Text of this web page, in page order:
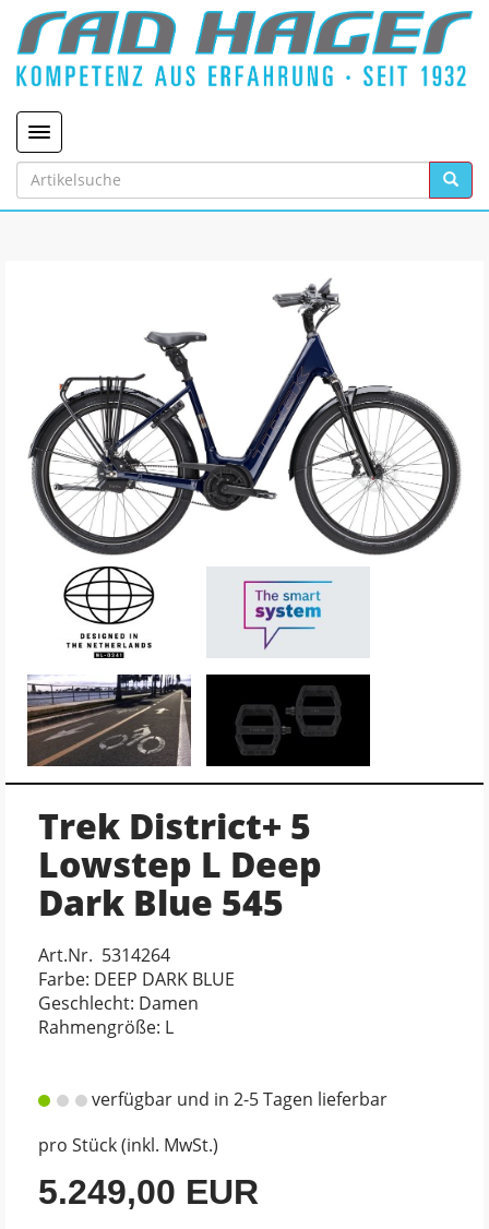
Toggle navigation
Trek District+ 5
Lowstep L Deep
Dark Blue 545
Art.Nr. 5314264
Farbe: DEEP DARK BLUE
Geschlecht: Damen
Rahmengröße: L
verfügbar und in 2-5 Tagen lieferbar
pro Stück (inkl. MwSt.)
5.249,00 EUR